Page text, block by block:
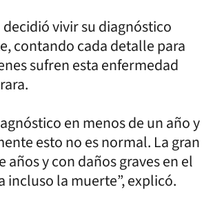
decidió vivir su diagnóstico
contando cada detalle para
sufren esta enfermedad
en menos de un año y
esto no es normal. La gran
años y con daños graves en el
incluso la muerte”, explicó.